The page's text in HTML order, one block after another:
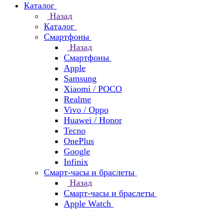
Каталог
Назад
Каталог
Смартфоны
Назад
Смартфоны
Apple
Samsung
Xiaomi / POCO
Realme
Vivo / Oppo
Huawei / Honor
Tecno
OnePlus
Google
Infinix
Смарт-часы и браслеты
Назад
Смарт-часы и браслеты
Apple Watch